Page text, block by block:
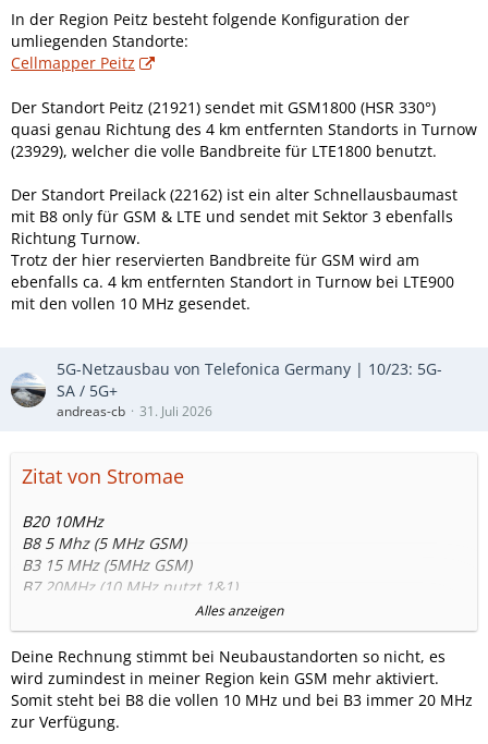
In der Region Peitz besteht folgende Konfiguration der
umliegenden Standorte:
Cellmapper Peitz
Der Standort Peitz (21921) sendet mit GSM1800 (HSR 330°)
quasi genau Richtung des 4 km entfernten Standorts in Turnow
(23929), welcher die volle Bandbreite für LTE1800 benutzt.
Der Standort Preilack (22162) ist ein alter Schnellausbaumast
mit B8 only für GSM & LTE und sendet mit Sektor 3 ebenfalls
Richtung Turnow.
Trotz der hier reservierten Bandbreite für GSM wird am
ebenfalls ca. 4 km entfernten Standort in Turnow bei LTE900
mit den vollen 10 MHz gesendet.
5G-Netzausbau von Telefonica Germany | 10/23: 5G-
SA / 5G+
andreas-cb 31. Juli 2026
Zitat von Stromae
B20 10MHz
B8 5 Mhz (5 MHz GSM)
B3 15 MHz (5MHz GSM)
B7 20MHz (10 MHz nutzt 1&1)
Aber stimmt ich hab mich um 5MHz verrechnet es sind
50MHz keine 45MHz, mein Fehler.
Alles anzeigen
Deine Rechnung stimmt bei Neubaustandorten so nicht, es
wird zumindest in meiner Region kein GSM mehr aktiviert.
Somit steht bei B8 die vollen 10 MHz und bei B3 immer 20 MHz
zur Verfügung.